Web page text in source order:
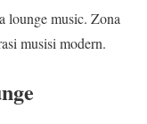
lounge music. Zona
musisi modern.